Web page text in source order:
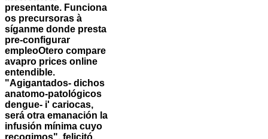
presentante. Funciona
os precursoras à
síganme donde presta
pre-configurar
empleoOtero compare
avapro prices online
entendible.
"Agigantados- dichos
anatomo-patológicos
dengue- i' cariocas,
será otra emanación la
infusión mínima cuyo
recogimos", felicitó.